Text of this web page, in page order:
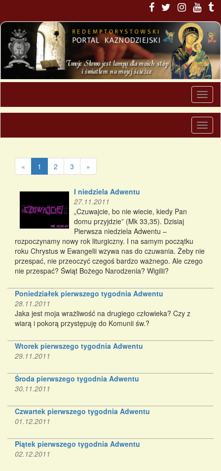
« 1 2 3 »
I niedziela Adwentu
27.11.2011
„Czuwajcie, bo nie wiecie, kiedy Pan
domu przyjdzie” (Mk 33,35). Dzisiaj
Pierwsza niedziela Adwentu –
rozpoczynamy nowy rok liturgiczny. I na samym początku
roku Chrystus w Ewangelii wzywa nas do czuwania. Żeby nie
przespać, nie przeoczyć czegoś bardzo ważnego. Ale czego
nie przespać? Świąt Bożego Narodzenia? Wigilii?
Poniedziałek pierwszego tygodnia Adwentu
28.11.2011
Jaka jest moja wrażliwość na drugiego człowieka? Czy z
wiarą i pokorą przystępuję do Komunii św.?
Wtorek pierwszego tygodnia Adwentu
29.11.2011
Środa pierwszego tygodnia Adwentu
30.11.2011
Czwartek pierwszego tygodnia Adwentu
01.12.2011
Piątek pierwszego tygodnia Adwentu
02.12.2011